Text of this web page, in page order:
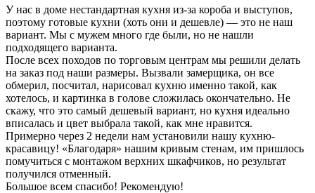
У нас в доме нестандартная кухня из-за короба и выступов,
поэтому готовые кухни (хоть они и дешевле) — это не наш
вариант. Мы с мужем много где были, но не нашли
подходящего варианта.
После всех походов по торговым центрам мы решили делать
на заказ под наши размеры. Вызвали замерщика, он все
обмерил, посчитал, нарисовал кухню именно такой, как
хотелось, и картинка в голове сложилась окончательно. Не
скажу, что это самый дешевый вариант, но кухня идеально
вписалась и цвет выбрала такой, как мне нравится.
Примерно через 2 недели нам установили нашу кухню-
красавицу! «Благодаря» нашим кривым стенам, им пришлось
помучиться с монтажом верхних шкафчиков, но результат
получился отменный.
Большое всем спасибо! Рекомендую!